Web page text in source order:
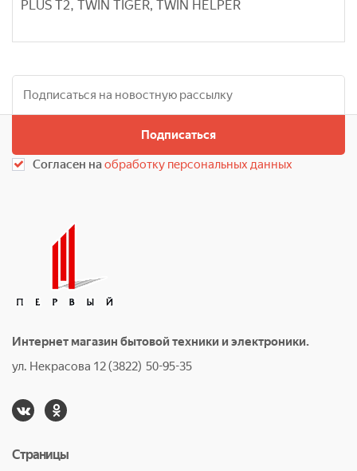
PLUS T2, TWIN TIGER, TWIN HELPER
Подписаться
Согласен наобработку персональных данных
Интернет магазин бытовой техники и электроники.
ул. Некрасова 12 (3822) 50-95-35
Страницы